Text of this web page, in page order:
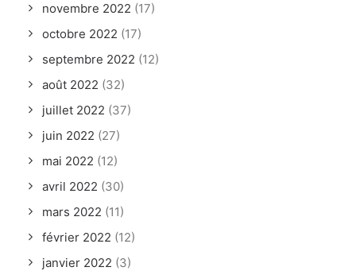
novembre 2022 (17)
octobre 2022 (17)
septembre 2022 (12)
août 2022 (32)
juillet 2022 (37)
juin 2022 (27)
mai 2022 (12)
avril 2022 (30)
mars 2022 (11)
février 2022 (12)
janvier 2022 (3)